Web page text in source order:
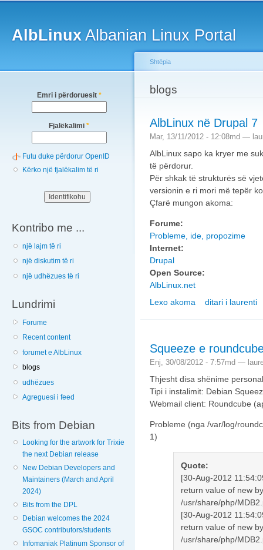
AlbLinuxAlbanian Linux Portal
Emri i përdoruesit *
Fjalëkalimi *
Futu duke përdorur OpenID
Kërko një fjalëkalim të ri
Kontribo me ...
një lajm të ri
një diskutim të ri
një udhëzues të ri
Lundrimi
Forume
Recent content
forumet e AlbLinux
blogs
udhëzues
Agreguesi i feed
Bits from Debian
Looking for the artwork for Trixie
the next Debian release
New Debian Developers and
Maintainers (March and April
2024)
Bits from the DPL
Debian welcomes the 2024
GSOC contributors/students
Infomaniak Platinum Sponsor of
You are here
Shtëpia
blogs
AlbLinux në Drupal 7
Mar, 13/11/2012 - 12:08md —
AlbLinux sapo ka kryer me
të përdorur.
Për shkak të strukturës së
versionin e ri mori më tepër
Çfarë mungon akoma:
Forume:
Probleme, ide, propozime
Internet:
Drupal
Open Source:
AlbLinux.net
Lexo akoma nga AlbLinux në
ditari i laurenti
Squeeze e
Enj, 30/08/2012 - 7:57md —
Thjesht disa shënime
Tipi i instalimit: Debian
Webmail client: Roundcube
Probleme (nga /var/log/
1)
Quote:
[30-Aug-2012
return value of new
/usr/share/php/
[30-Aug-2012
return value of new
/usr/share/php/